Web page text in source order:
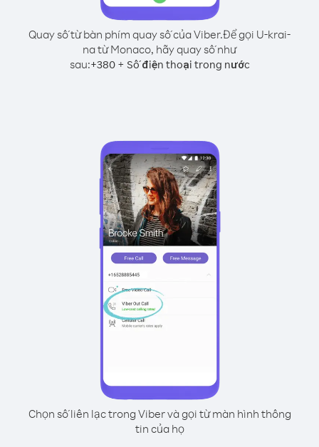
Quay số từ bàn phím quay số của Viber.Để gọi U-krai-
na từ Monaco, hãy quay số như
sau:+380+ Số điện thoại trong nước
Chọn số liên lạc trong Viber và gọi từ màn hình thông
tin của họ